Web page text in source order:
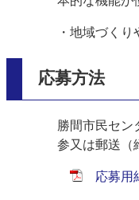
・地域づく
応募方法
勝間市民セン
参又は郵送（
応募用